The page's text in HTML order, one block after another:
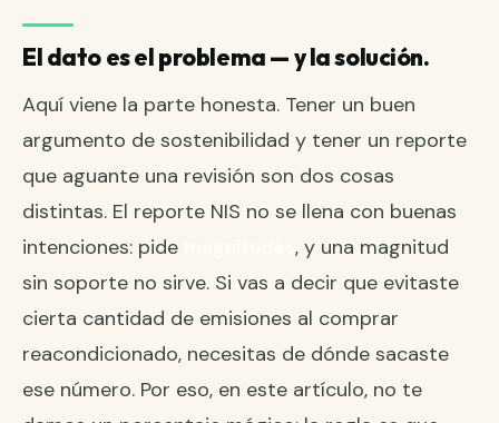
El dato es el problema — y la solución.
Aquí viene la parte honesta. Tener un buen
argumento de sostenibilidad y tener un reporte
que aguante una revisión son dos cosas
distintas. El reporte NIS no se llena con buenas
intenciones: pide
, y una magnitud
sin soporte no sirve. Si vas a decir que evitaste
cierta cantidad de emisiones al comprar
reacondicionado, necesitas de dónde sacaste
ese número. Por eso, en este artículo, no te